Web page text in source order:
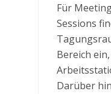
Für
Sessions
Bereich
Darüber